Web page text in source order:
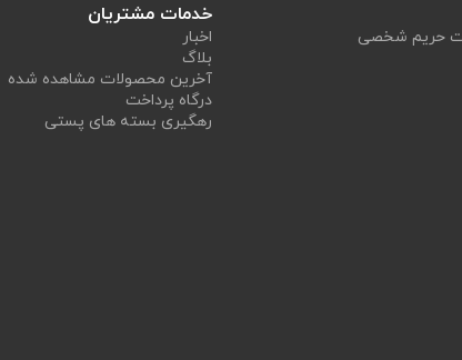
حریم شخصی
خدمات مشتریان
اخبار
بلاگ
آخرین محصولات مشاهده شده
درگاه پرداخت
رهگیری بسته های پستی